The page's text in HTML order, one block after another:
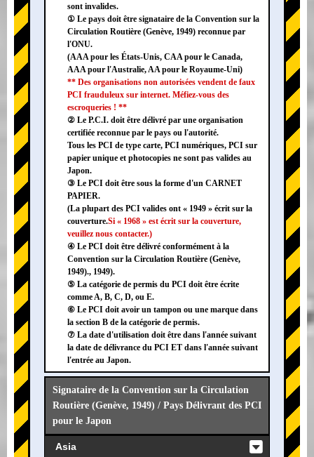
sont invalides.
① Le pays doit être signataire de la Convention sur la
Circulation Routière (Genève, 1949) reconnue par
l'ONU.
(AAA pour les États-Unis, CAA pour le Canada,
AAA pour l'Australie, AA pour le Royaume-Uni)
** Des organisations non autorisées vendent de faux
PCI frauduleux sur internet. Méfiez-vous des
escroqueries ! **
② Le P.C.I. doit être délivré par une organisation
certifiée reconnue par le pays ou l'autorité.
Tous les PCI de type carte, PCI numériques, PCI sur
papier unique et photocopies ne sont pas valides au
Japon.
③ Le PCI doit être sous la forme d'un CARNET
PAPIER.
(La plupart des PCI valides ont « 1949 » écrit sur la
couverture.Si « 1968 » est écrit sur la couverture,
veuillez nous contacter.)
④ Le PCI doit être délivré conformément à la
Convention sur la Circulation Routière (Genève,
1949)., 1949).
⑤ La catégorie de permis du PCI doit être écrite
comme A, B, C, D, ou E.
⑥ Le PCI doit avoir un tampon ou une marque dans
la section B de la catégorie de permis.
⑦ La date d'utilisation doit être dans l'année suivant
la date de délivrance du PCI ET dans l'année suivant
l'entrée au Japon.
Signataire de la Convention sur la Circulation
Routière (Genève, 1949) / Pays Délivrant des PCI
pour le Japon
Asia